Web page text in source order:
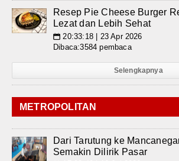
Resep Pie Cheese Burger
Lezat dan Lebih Sehat
📅 20:33:18 | 23 Apr 2026
Dibaca:3584 pembaca
Selengkapnya
METROPOLITAN
Dari Tarutung ke
Semakin Dilirik Pasar